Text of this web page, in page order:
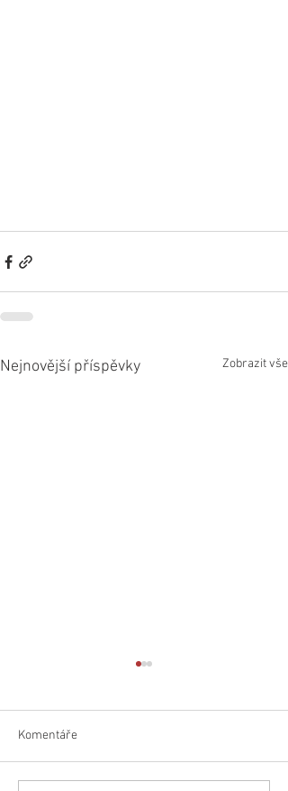
Nejnovější příspěvky Zobrazit vše
Komentáře